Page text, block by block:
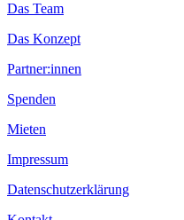
Das Team
Das Konzept
Partner:innen
Spenden
Mieten
Impressum
Datenschutzerklärung